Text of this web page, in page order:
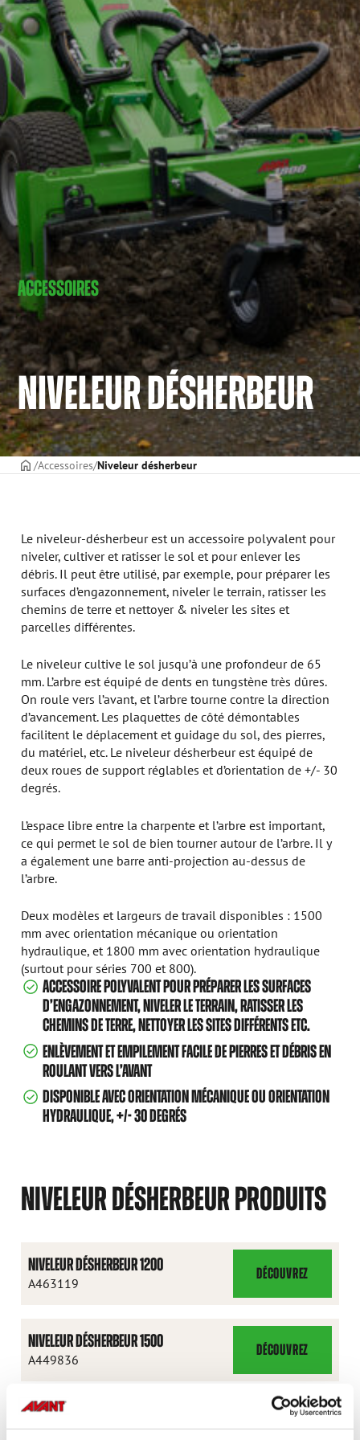
ACCESSOIRES
NIVELEUR DÉSHERBEUR
PAGE DE COUVERTURE
Accessoires Niveleur désherbeur
Le niveleur-désherbeur est un accessoire polyvalent pour
niveler, cultiver et ratisser le sol et pour enlever les
débris. Il peut être utilisé, par exemple, pour préparer les
surfaces d’engazonnement, niveler le terrain, ratisser les
chemins de terre et nettoyer & niveler les sites et
parcelles différentes.
Le niveleur cultive le sol jusqu’à une profondeur de 65
mm. L’arbre est équipé de dents en tungstène très dûres.
On roule vers l’avant, et l’arbre tourne contre la direction
d’avancement. Les plaquettes de côté démontables
facilitent le déplacement et guidage du sol, des pierres,
du matériel, etc. Le niveleur désherbeur est équipé de
deux roues de support réglables et d’orientation de +/- 30
degrés.
L’espace libre entre la charpente et l’arbre est important,
ce qui permet le sol de bien tourner autour de l’arbre. Il y
a également une barre anti-projection au-dessus de
l’arbre.
Deux modèles et largeurs de travail disponibles : 1500
mm avec orientation mécanique ou orientation
hydraulique, et 1800 mm avec orientation hydraulique
(surtout pour séries 700 et 800).
ACCESSOIRE POLYVALENT POUR PRÉPARER LES SURFACES
D’ENGAZONNEMENT, NIVELER LE TERRAIN, RATISSER LES
CHEMINS DE TERRE, NETTOYER LES SITES DIFFÉRENTS ETC.
ENLÈVEMENT ET EMPILEMENT FACILE DE PIERRES ET DÉBRIS EN
ROULANT VERS L’AVANT
DISPONIBLE AVEC ORIENTATION MÉCANIQUE OU ORIENTATION
HYDRAULIQUE, +/- 30 DEGRÉS
NIVELEUR DÉSHERBEUR PRODUITS
NIVELEUR DÉSHERBEUR 1200
A463119
DÉCOUVREZ
NIVELEUR
DÉSHERBEUR
1200
NIVELEUR DÉSHERBEUR 1500
A449836
DÉCOUVREZ
NIVELEUR
DÉSHERBEUR
1500
NIVELEUR DÉSHERBEUR 1500 ORIENTATION
HYDRAULIQUE
DÉCOUVREZ